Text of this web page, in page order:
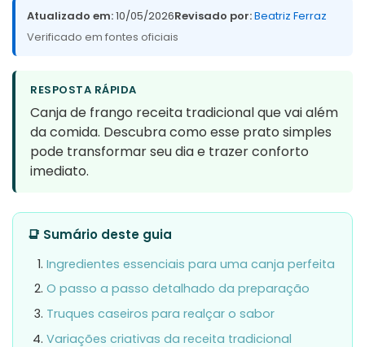
Atualizado em:10/05/2026Revisado por:Beatriz Ferraz
Verificado em fontes oficiais
RESPOSTA RÁPIDA
Canja de frango receita tradicional que vai além
da comida. Descubra como esse prato simples
pode transformar seu dia e trazer conforto
imediato.
📑 Sumário deste guia
Ingredientes essenciais para uma canja perfeita
O passo a passo detalhado da preparação
Truques caseiros para realçar o sabor
Variações criativas da receita tradicional